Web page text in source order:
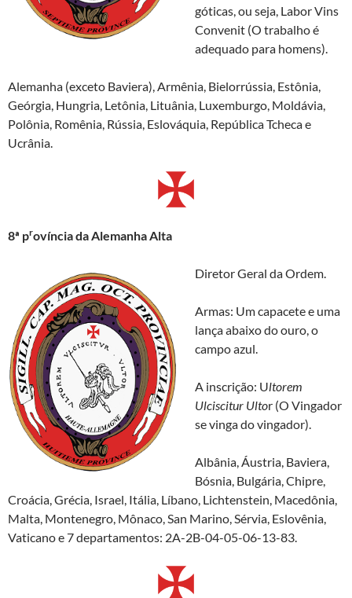
góticas, ou seja, Labor Vins
Convenit (O trabalho é
adequado para homens).
Alemanha (exceto Baviera), Armênia, Bielorrússia, Estônia,
Geórgia, Hungria, Letônia, Lituânia, Luxemburgo, Moldávia,
Polônia, Romênia, Rússia, Eslováquia, República Tcheca e
Ucrânia.
8ª província da Alemanha Alta
Diretor Geral da Ordem.
Armas: Um capacete e uma
lança abaixo do ouro, o
campo azul.
A inscrição: Ultorem
Ulciscitur Ultor (O Vingador
se vinga do vingador).
Albânia, Áustria, Baviera,
Bósnia, Bulgária, Chipre,
Croácia, Grécia, Israel, Itália, Líbano, Lichtenstein, Macedônia,
Malta, Montenegro, Mônaco, San Marino, Sérvia, Eslovênia,
Vaticano e 7 departamentos: 2A-2B-04-05-06-13-83.